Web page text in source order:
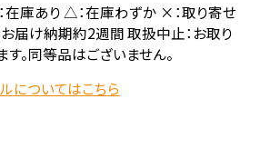
庫あり △：在庫わずか ×：取り寄せ
届け納期約2週間 取扱中止：お取り
。同等品はございません。
についてはこちら